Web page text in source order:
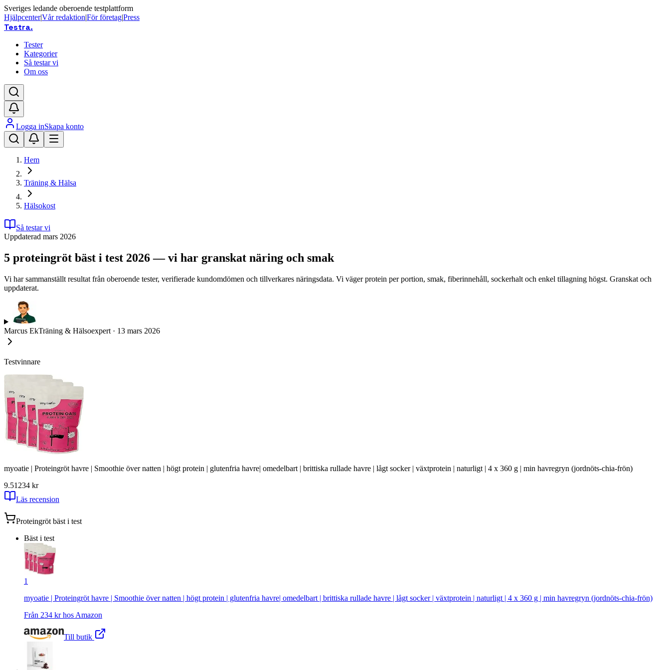
Sveriges ledande oberoende testplattform
Hjälpcenter|Vår redaktion|För företag|Press
Testra.
Tester
Kategorier
Så testar vi
Om oss
Logga inSkapa konto
Hem
Träning & Hälsa
Hälsokost
Så testar vi
Uppdaterad mars 2026
5 proteingröt bäst i test 2026 — vi har granskat näring och smak
Vi har sammanställt resultat från oberoende tester, verifierade kundomdömen och tillverkares näringsdata. Vi väger protein per portion, smak, fiberinnehåll, sockerhalt och enkel tillagning högst. Granskat och
uppdaterat.
Marcus EkTräning & Hälsoexpert · 13 mars 2026
Testvinnare
myoatie | Proteingröt havre | Smoothie över natten | högt protein | glutenfria havre| omedelbart | brittiska rullade havre | lågt socker | växtprotein | naturligt | 4 x 360 g | min havregryn (jordnöts-chia-frön)
9.51 234 kr
Läs recension
Proteingröt bäst i test
Bäst i test
1
myoatie | Proteingröt havre | Smoothie över natten | högt protein | glutenfria havre| omedelbart | brittiska rullade havre | lågt socker | växtprotein | naturligt | 4 x 360 g | min havregryn (jordnöts-chia-frön)
Från 234 kr hos Amazon
Till butik